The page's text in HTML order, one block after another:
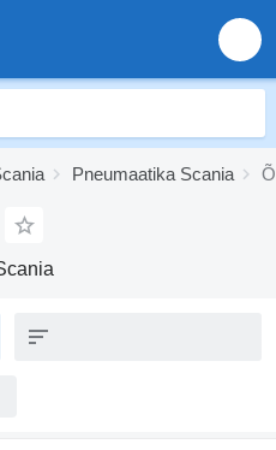
Pneumaatika Scania